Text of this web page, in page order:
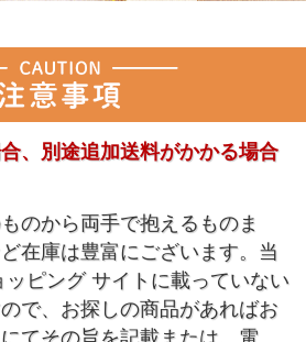
、別途追加送料がかかる場合
のから両手で抱えるものま
在庫は豊富にございます。当
ッピング サイトに載っていない
で、お探しの商品があればお